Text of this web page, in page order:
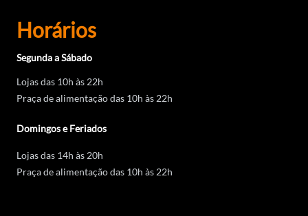
Horários
Segunda a Sábado
Lojas das 10h às 22h
Praça de alimentação das 10h às 22h
Domingos e Feriados
Lojas das 14h às 20h
Praça de alimentação das 10h às 22h